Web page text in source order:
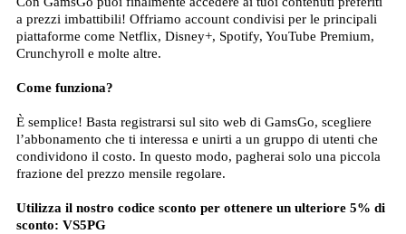
a prezzi imbattibili! Offriamo account condivisi per le principali
piattaforme come Netflix, Disney+, Spotify, YouTube Premium,
Crunchyroll e molte altre.
Come funziona?
È semplice! Basta registrarsi sul sito web di GamsGo, scegliere
l’abbonamento che ti interessa e unirti a un gruppo di utenti che
condividono il costo. In questo modo, pagherai solo una piccola
frazione del prezzo mensile regolare.
Utilizza il nostro codice sconto per ottenere un ulteriore 5% di
sconto: VS5PG